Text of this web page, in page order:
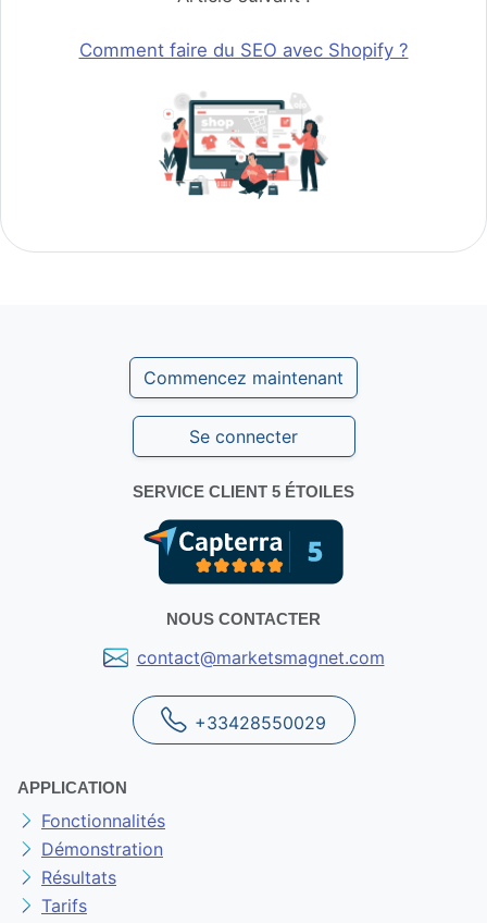
Comment faire du SEO avec Shopify ?
Commencez maintenant
Se connecter
SERVICE CLIENT 5 ÉTOILES
NOUS CONTACTER
contact@marketsmagnet.com
+33428550029
APPLICATION
Fonctionnalités
Démonstration
Résultats
Tarifs